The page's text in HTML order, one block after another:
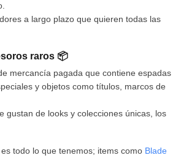
a largo plazo que quieren todas las
raros 📦
mercancía pagada que contiene espadas
y objetos como títulos, marcos de
gustan de looks y colecciones únicas, los
todo lo que tenemos; items como Blade